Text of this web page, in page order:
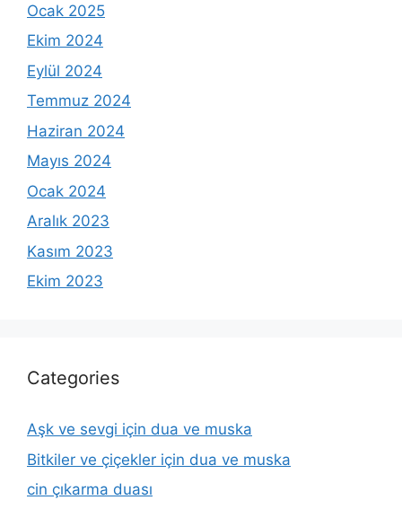
Ocak 2025
Ekim 2024
Eylül 2024
Temmuz 2024
Haziran 2024
Mayıs 2024
Ocak 2024
Aralık 2023
Kasım 2023
Ekim 2023
Categories
Aşk ve sevgi için dua ve muska
Bitkiler ve çiçekler için dua ve muska
cin çıkarma duası